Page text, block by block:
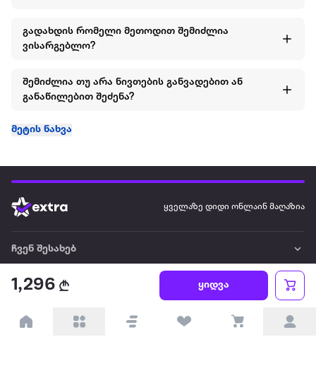
1,296 ყიდვა
გადახდის რომელი მეთოდით შემიძლია
ვისარგებლო?
შემიძლია თუ არა ნივთების განვადებით ან
განაწილებით შეძენა?
მეტის ნახვა
ყველაზე დიდი ონლაინ მაღაზია
ჩვენ შესახებ
წესები და პირობები
პარტნიორებისთვის